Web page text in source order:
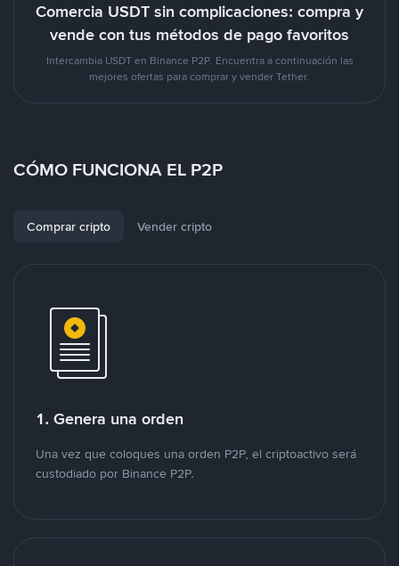
Comercia USDT sin complicaciones: compra y
vende con tus métodos de pago favoritos
Intercambia USDT en Binance P2P. Encuentra a continuación las
mejores ofertas para comprar y vender Tether.
CÓMO FUNCIONA EL P2P
Comprar cripto Vender cripto
1. Genera una orden
Una vez que coloques una orden P2P, el criptoactivo será
custodiado por Binance P2P.